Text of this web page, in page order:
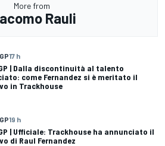
More from
Rauli
17 h
| Dalla discontinuità al talento
come Fernandez si è meritato il
in Trackhouse
19 h
| Ufficiale: Trackhouse ha annunciato il
di Raul Fernandez